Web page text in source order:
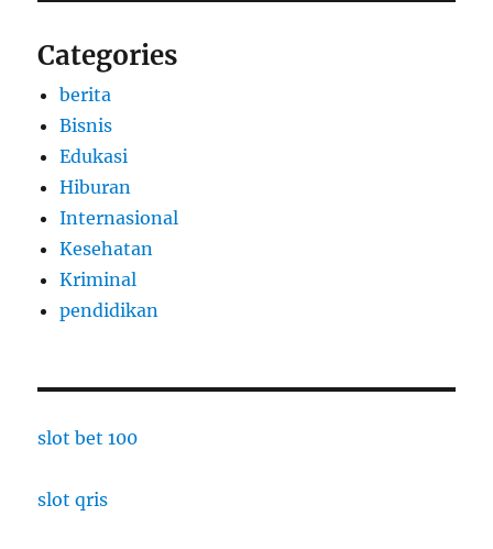
Categories
berita
Bisnis
Edukasi
Hiburan
Internasional
Kesehatan
Kriminal
pendidikan
slot bet 100
slot qris